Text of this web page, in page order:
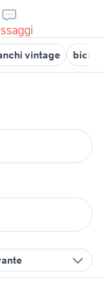
vintage bici